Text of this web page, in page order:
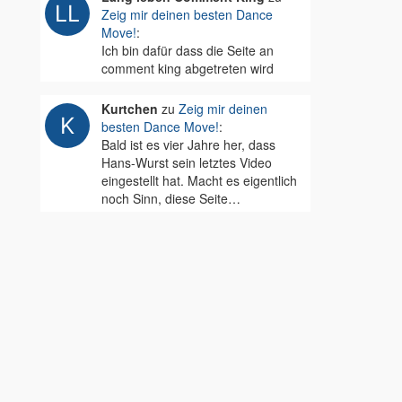
Zeig mir deinen besten Dance
Move!:
Ich bin dafür dass die Seite an
comment king abgetreten wird
Kurtchen zu Zeig mir deinen
besten Dance Move!:
Bald ist es vier Jahre her, dass
Hans-Wurst sein letztes Video
eingestellt hat. Macht es eigentlich
noch Sinn, diese Seite…